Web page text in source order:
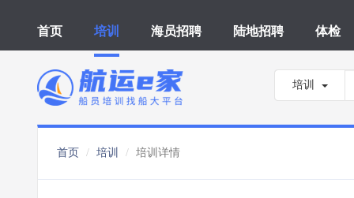
首页 培训 海员招聘 陆地招聘 体检
培训
首页 培训 培训详情